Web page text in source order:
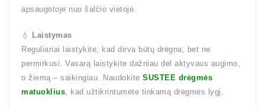
apsaugotoje nuo šalčio vietoje.
💧
Laistymas
Reguliariai laistykite, kad dirva būtų drėgna, bet ne
permirkusi. Vasarą laistykite dažniau dėl aktyvaus augimo,
o žiemą – saikingiau. Naudokite SUSTEE drėgmės
matuoklius, kad užtikrintumėte tinkamą drėgmės lygį.